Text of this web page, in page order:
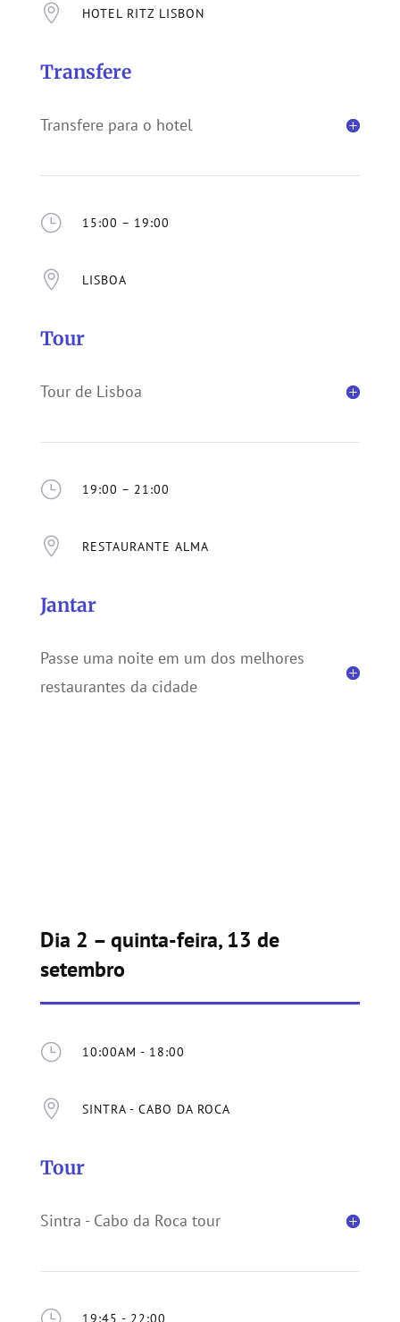
 HOTEL RITZ LISBON
Transfere
Transfere para o hotel
} 15:00 – 19:00
 LISBOA
Tour
Tour de Lisboa
} 19:00 – 21:00
 RESTAURANTE ALMA
Jantar
Passe uma noite em um dos melhores
restaurantes da cidade
Dia 2 – quinta-feira, 13 de
setembro
} 10:00AM - 18:00
 SINTRA - CABO DA ROCA
Tour
Sintra - Cabo da Roca tour
19:45 - 22:00